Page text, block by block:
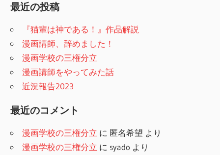
最近の投稿
『猫輩は神である！』作品解説
漫画講師、辞めました！
漫画学校の三権分立
漫画講師をやってみた話
近況報告2023
最近のコメント
漫画学校の三権分立 に 匿名希望 より
漫画学校の三権分立 に syado より